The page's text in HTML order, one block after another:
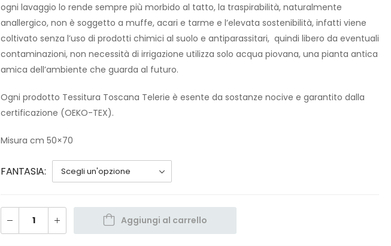
ogni lavaggio lo rende sempre più morbido al tatto, la traspirabilità, naturalmente
anallergico, non è soggetto a muffe, acari e tarme e l’elevata sostenibilità, infatti viene
coltivato senza l’uso di prodotti chimici al suolo e antiparassitari, quindi libero da eventuali
contaminazioni, non necessità di irrigazione utilizza solo acqua piovana, una pianta antica
amica dell’ambiente che guarda al futuro.
Ogni prodotto Tessitura Toscana Telerie è esente da sostanze nocive e garantito dalla
certificazione (OEKO-TEX).
Misura cm 50×70
FANTASIA
Aggiungi al carrello